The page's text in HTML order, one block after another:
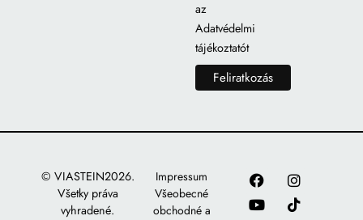
az
Adatvédelmi
tájékoztatót
© VIASTEIN2026.
Všetky práva
vyhradené.
Impressum
Všeobecné
obchodné a